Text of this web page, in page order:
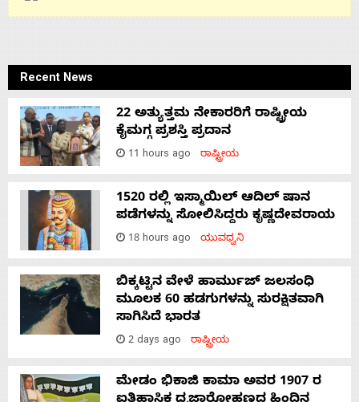
Recent News
22 ಅತ್ಯುತ್ತಮ ನೇಕಾರರಿಗೆ ರಾಷ್ಟ್ರೀಯ
ಕೈಮಗ್ಗ ಪ್ರಶಸ್ತಿ ಪ್ರದಾನ
11 hours ago ರಾಷ್ಟ್ರೀಯ
1520 ರಲ್ಲಿ ಇಸ್ಮಾಯಿಲ್ ಆದಿಲ್ ಷಾನ
ಪಡೆಗಳನ್ನು ಸೋಲಿಸಿದ್ದರು ಕೃಷ್ಣದೇವರಾಯ
18 hours ago ಯುವಧ್ವನಿ
ಬಿಕ್ಕಟ್ಟಿನ ವೇಳೆ ಹಾರ್ಮುಜ್ ಜಲಸಂಧಿ
ಮೂಲಕ 60 ಹಡಗುಗಳನ್ನು ಸುರಕ್ಷಿತವಾಗಿ
ಸಾಗಿಸಿದೆ ಭಾರತ
2 days ago ರಾಷ್ಟ್ರೀಯ
ಮೇಡಂ ಭಿಕಾಜಿ ಕಾಮಾ ಅವರ 1907 ರ